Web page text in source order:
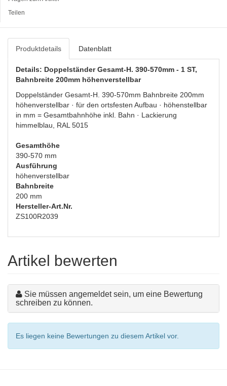
Teilen
Produktdetails Datenblatt
Details: Doppelständer Gesamt-H. 390-570mm - 1 ST,
Bahnbreite 200mm höhenverstellbar
Doppelständer Gesamt-H. 390-570mm Bahnbreite 200mm
höhenverstellbar · für den ortsfesten Aufbau · höhenstellbar
in mm = Gesamtbahnhöhe inkl. Bahn · Lackierung
himmelblau, RAL 5015
Gesamthöhe
390-570 mm
Ausführung
höhenverstellbar
Bahnbreite
200 mm
Hersteller-Art.Nr.
ZS100R2039
Artikel bewerten
Sie müssen angemeldet sein, um eine Bewertung
schreiben zu können.
Es liegen keine Bewertungen zu diesem Artikel vor.